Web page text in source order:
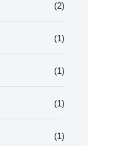
(2)
(1)
(1)
(1)
(1)